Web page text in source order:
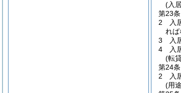
(入
第23条
2
入
れば
3
入
4
入
(転
第24条
2
入
(用